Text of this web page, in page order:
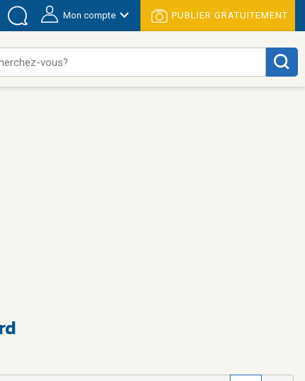
Mon compte PUBLIER GRATUITEMENT
vous?